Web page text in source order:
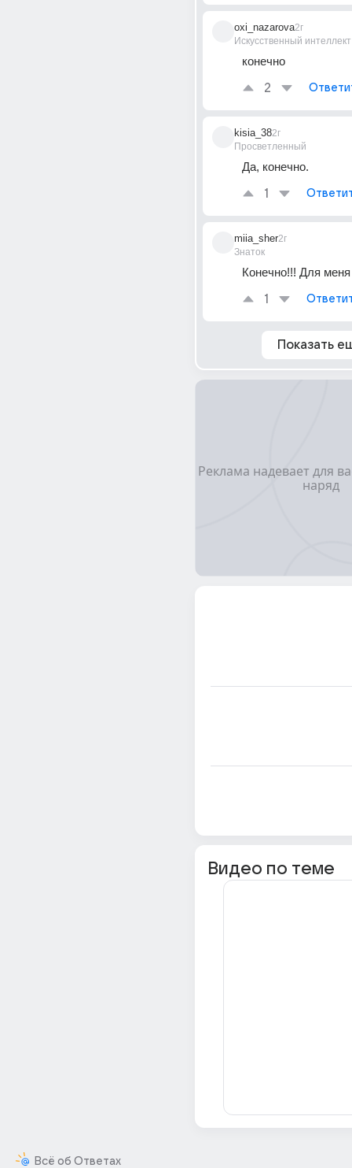
Всё об Ответах
oxi_nazarova
Искусственный интеллект
2г
конечно
2
kisia_38
Просветленный
2г
Да, конечно.
1
miia_sher
Знаток
2г
Конечно!!! Для меня
1
Показать
Видео по теме